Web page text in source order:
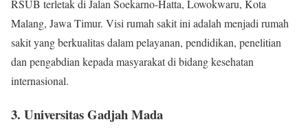
RSUB terletak di Jalan Soekarno-Hatta, Lowokwaru, Kota
Malang, Jawa Timur. Visi rumah sakit ini adalah menjadi rumah
sakit yang berkualitas dalam pelayanan, pendidikan, penelitian
dan pengabdian kepada masyarakat di bidang kesehatan
internasional.
3. Universitas Gadjah Mada